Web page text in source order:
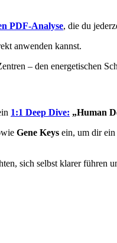
PDF-Analyse, die du
anwenden kannst.
– den energetischen
1:1 Deep Dive: „Human
Gene Keys ein, um dir ein
sich selbst klarer führen